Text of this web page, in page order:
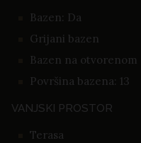
Bazen: Da
Grijani bazen
Bazen na otvorenom
Površina bazena: 13
VANJSKI PROSTOR
Terasa